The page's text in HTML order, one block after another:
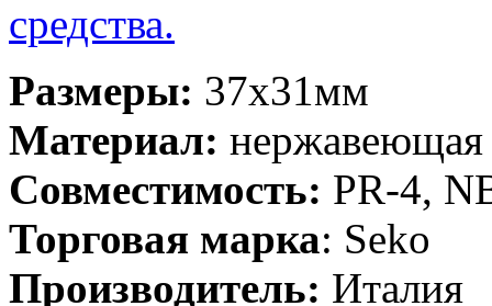
средства.
Размеры: 37х31мм
Материал: нержавеющая
Совместимость: PR-4,
Торговая марка: Seko
Производитель: Италия